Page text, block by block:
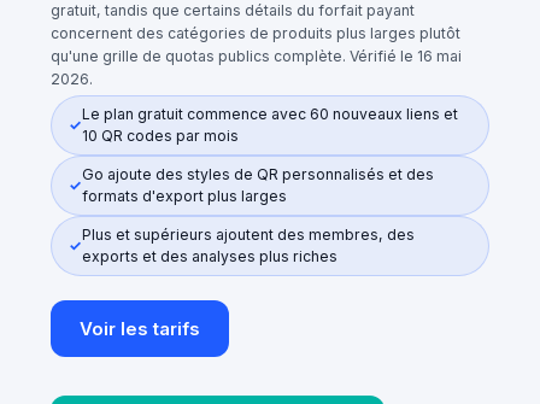
gratuit, tandis que certains détails du forfait payant
concernent des catégories de produits plus larges plutôt
qu'une grille de quotas publics complète. Vérifié le 16 mai
2026.
Le plan gratuit commence avec 60 nouveaux liens et
10 QR codes par mois
Go ajoute des styles de QR personnalisés et des
formats d'export plus larges
Plus et supérieurs ajoutent des membres, des
exports et des analyses plus riches
Voir les tarifs